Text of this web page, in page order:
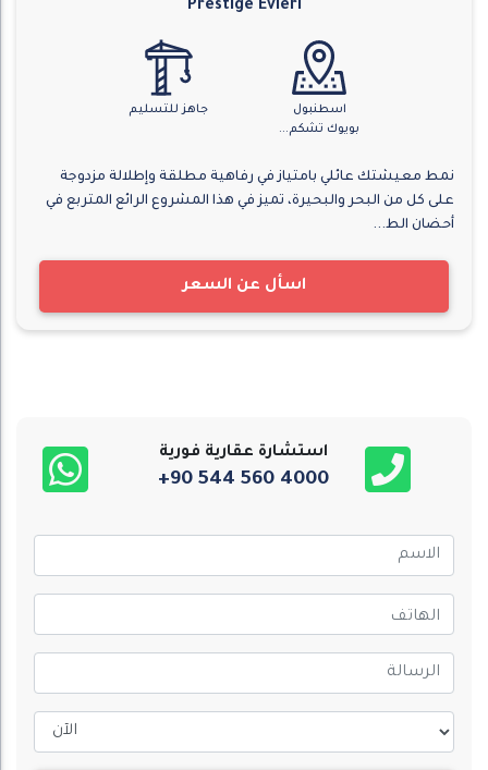
Prestige Evleri
اسطنبول
بويوك تشكم...
جاهز للتسليم
نمط معيشتك عائلي بامتياز في رفاهية مطلقة وإطلالة مزدوجة
على كل من البحر والبحيرة، تميز في هذا المشروع الرائع المتربع في
أحضان الط...
اسأل عن السعر
استشارة عقارية فورية
+90 544 560 4000